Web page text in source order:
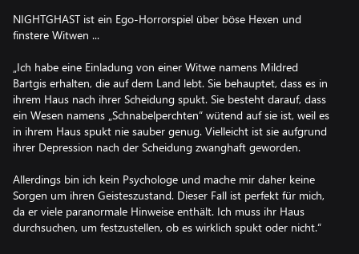
NIGHTGHAST ist ein Ego-Horrorspiel über böse Hexen und
finstere Witwen ...
„Ich habe eine Einladung von einer Witwe namens Mildred
Bartgis erhalten, die auf dem Land lebt. Sie behauptet, dass es in
ihrem Haus nach ihrer Scheidung spukt. Sie besteht darauf, dass
ein Wesen namens „Schnabelperchten“ wütend auf sie ist, weil es
in ihrem Haus spukt nie sauber genug. Vielleicht ist sie aufgrund
ihrer Depression nach der Scheidung zwanghaft geworden.
Allerdings bin ich kein Psychologe und mache mir daher keine
Sorgen um ihren Geisteszustand. Dieser Fall ist perfekt für mich,
da er viele paranormale Hinweise enthält. Ich muss ihr Haus
durchsuchen, um festzustellen, ob es wirklich spukt oder nicht.“